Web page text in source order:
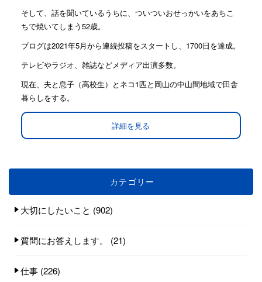
そして、話を聞いているうちに、ついついおせっかいをあちこ
ちで焼いてしまう52歳。
ブログは2021年5月から連続投稿をスタートし、1700日を達成。
テレビやラジオ、雑誌などメディア出演多数。
現在、夫と息子（高校生）とネコ1匹と岡山の中山間地域で田舎
暮らしをする。
詳細を見る
カテゴリー
大切にしたいこと (902)
質問にお答えします。 (21)
仕事 (226)